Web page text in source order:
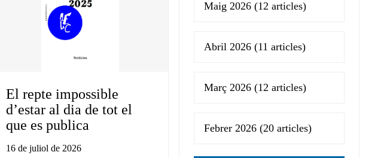
El repte impossible
d’estar al dia de tot el
que es publica
16 de juliol de 2026
Maig 2026 (12 articles)
Abril 2026 (11 articles)
Març 2026 (12 articles)
Febrer 2026 (20 articles)